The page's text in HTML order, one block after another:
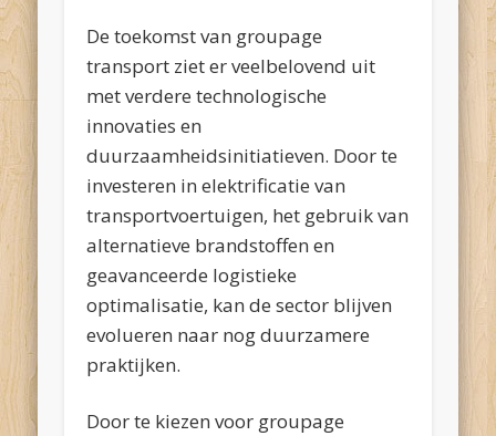
De toekomst van groupage
transport ziet er veelbelovend uit
met verdere technologische
innovaties en
duurzaamheidsinitiatieven. Door te
investeren in elektrificatie van
transportvoertuigen, het gebruik van
alternatieve brandstoffen en
geavanceerde logistieke
optimalisatie, kan de sector blijven
evolueren naar nog duurzamere
praktijken.
Door te kiezen voor groupage